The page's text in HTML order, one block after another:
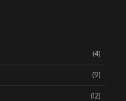
(4)
(9)
(12)